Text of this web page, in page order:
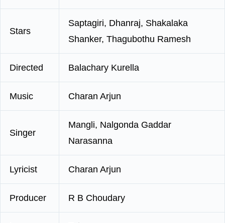
Stars
Saptagiri, Dhanraj, Shakalaka
Shanker, Thagubothu Ramesh
Directed Balachary Kurella
Music Charan Arjun
Singer
Mangli, Nalgonda Gaddar
Narasanna
Lyricist Charan Arjun
Producer R B Choudary